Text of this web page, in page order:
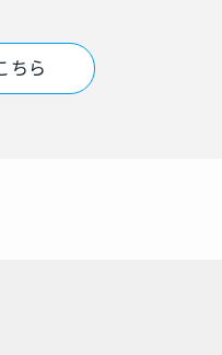
ちら